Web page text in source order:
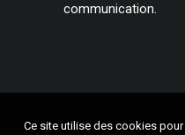
communication.
Ce site utilise des cookies